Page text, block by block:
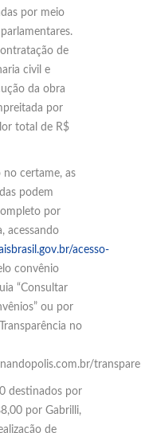
por meio
de
civil e
da obra
por
total de R$
no certame, as
podem
por
acessando
acesso-
convênio
“Consultar
ou por
no
destinados por
por Gabrilli,
de